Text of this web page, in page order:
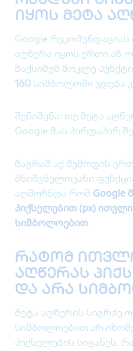
იყოს მეტა
Google
აღწერა იყოს ერთი ან
მაქსიმუმ მოკლე
160 სიმბოლოში ჯდება
შენიშვნა: თუ მეტა
Google მას პირდაპირ
მაგრამ აქ შემოდის
მნიშვნელოვანი
აღმოჩნდა რომ Google
პიქსელებით (px)
სიმბოლოებით.
რატომ
აღწერას
და არა
მეტა აღწერის სიგრძე
სიმბოლოებით არ
პიქსელების სიგანეს,